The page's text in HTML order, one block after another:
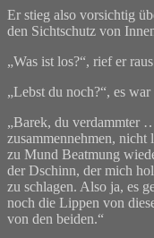
Er stieg also vorsichtig
den Sichtschutz von
„Was ist los?“, rief er
„Lebst du noch?“, es
„Barek, du verdammter
zusammennehmen, nicht
zu Mund Beatmung
der Dschinn, der mich
zu schlagen. Also ja, es
noch die Lippen von
von den beiden.“